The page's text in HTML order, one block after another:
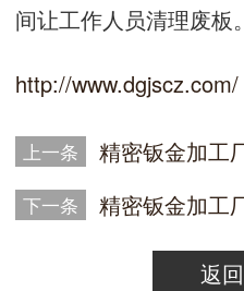
间让工作人员清理废板。
http://www.dgjscz.com/
上一条 精密钣金加工
下一条 精密钣金加工
返